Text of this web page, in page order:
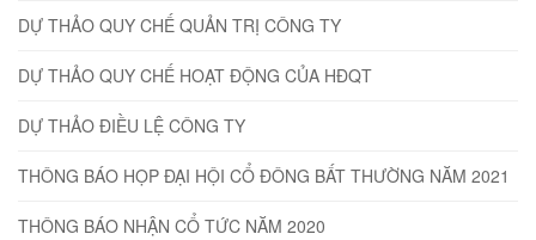
DỰ THẢO QUY CHẾ QUẢN TRỊ CÔNG TY
DỰ THẢO QUY CHẾ HOẠT ĐỘNG CỦA HĐQT
DỰ THẢO ĐIỀU LỆ CÔNG TY
THÔNG BÁO HỌP ĐẠI HỘI CỔ ĐÔNG BẤT THƯỜNG NĂM 2021
THÔNG BÁO NHẬN CỔ TỨC NĂM 2020